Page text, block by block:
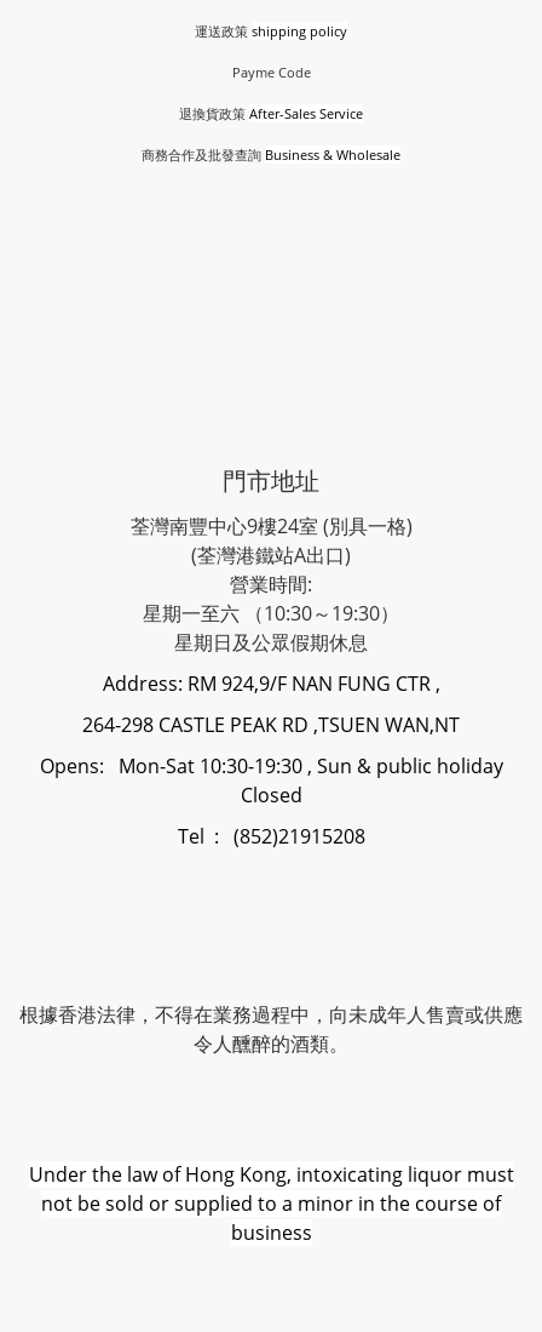
運送政策 shipping policy
Payme Code
退換貨政策 After-Sales Service
商務合作及批發查詢 Business & Wholesale
門市地址
荃灣南豐中心9樓24室 (別具一格)
(荃灣港鐵站A出口)
營業時間:
星期一至六 （10:30～19:30）
星期日及公眾假期休息
Address: RM 924,9/F NAN FUNG CTR ,
264-298 CASTLE PEAK RD ,TSUEN WAN,NT
Opens: Mon-Sat 10:30-19:30 , Sun & public holiday
Closed
Tel : (852)21915208
根據香港法律，不得在業務過程中，向未成年人售賣或供應
令人醺醉的酒類。
Under the law of Hong Kong, intoxicating liquor must
not be sold or supplied to a minor in the course of
business